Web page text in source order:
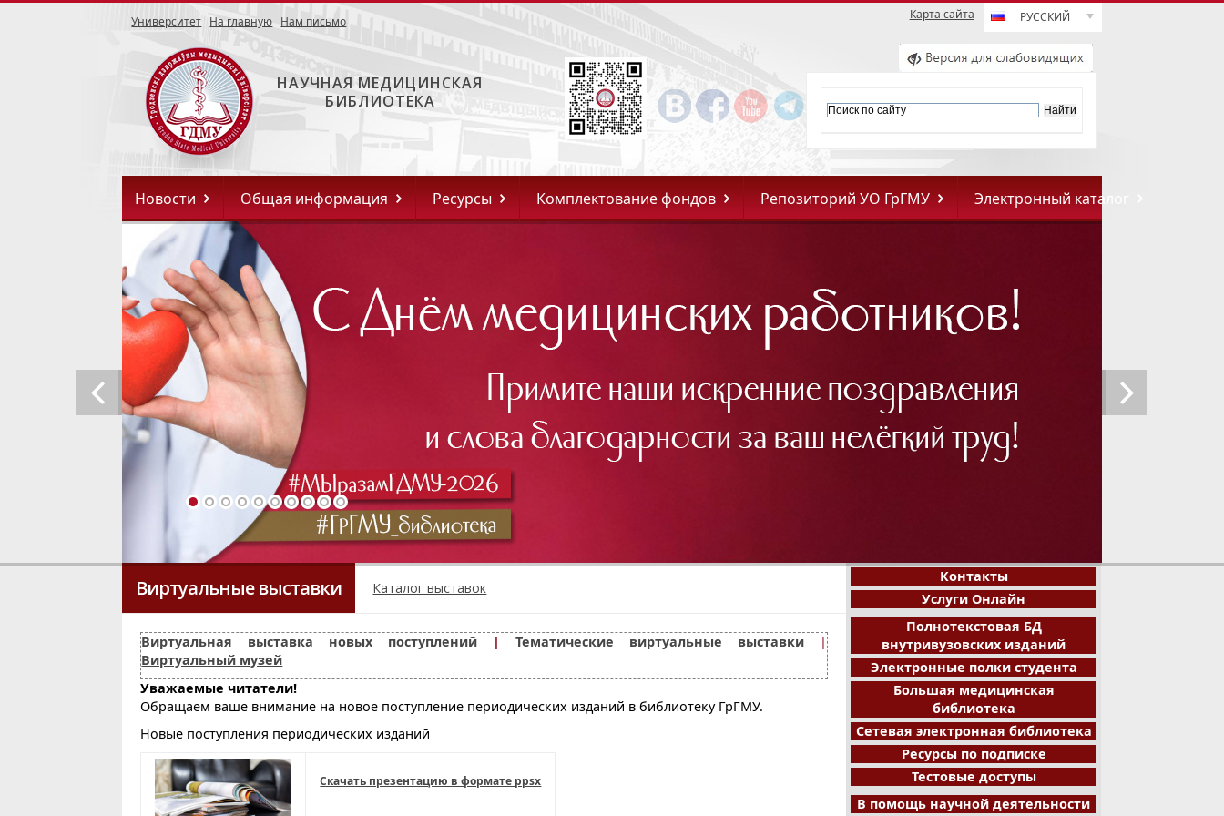
Карта сайта РУССКИЙ
Университет На главную Нам письмо
НАУЧНАЯ МЕДИЦИНСКАЯ
БИБЛИОТЕКА
Новости Общая информация Ресурсы Комплектование фондов Репозиторий УО ГрГМУ Электронный каталог
Виртуальные выставки Каталог выставок
Виртуальная выставка новых поступлений |Тематические виртуальные выставки |
Виртуальный музей
Уважаемые читатели!
Обращаем ваше внимание на новое поступление периодических изданий в библиотеку ГрГМУ.
Новые поступления периодических изданий
Скачать презентацию в формате ppsx
Контакты
Услуги Онлайн
Полнотекстовая БД
внутривузовских изданий
Электронные полки студента
Большая медицинская
библиотека
Сетевая электронная библиотека
Ресурсы по подписке
Тестовые доступы
В помощь научной деятельности